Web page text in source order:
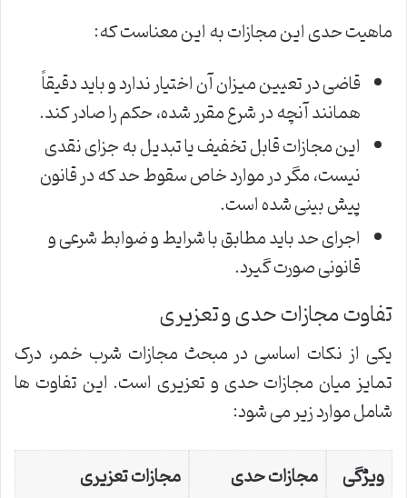
ماهیت حدی این مجازات به این معناست که:
قاضی در تعیین میزان آن اختیار ندارد و باید دقیقاً
همانند آنچه در شرع مقرر شده، حکم را صادر کند.
این مجازات قابل تخفیف یا تبدیل به جزای نقدی
نیست، مگر در موارد خاص سقوط حد که در قانون
پیش بینی شده است.
اجرای حد باید مطابق با شرایط و ضوابط شرعی و
قانونی صورت گیرد.
تفاوت مجازات حدی و تعزیری
یکی از نکات اساسی در مبحث مجازات شرب خمر، درک
تمایز میان مجازات حدی و تعزیری است. این تفاوت ها
شامل موارد زیر می شود:
ویژگی
مجازات حدی
مجازات تعزیری